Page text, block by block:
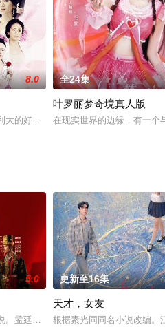
优。一日，她家的老佣人钱阿婆与媳妇
8.0
大的好友、大学同窗。她们毕业后同时
全24集
叶罗丽梦奇境真人版
在现实世界的边缘，有一
。一人背负过往伤痕，避世居于深山；
5.0
。孟廷辉，大平王朝有史以来个以女子
更新至16集
天才，女友
根据素光同同名小说改编。